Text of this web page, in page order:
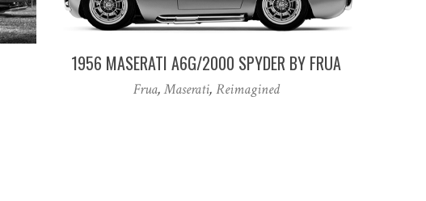
1956 MASERATI A6G/2000 SPYDER BY FRUA
Frua,Maserati, Reimagined